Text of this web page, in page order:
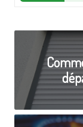
l
o
g
i
e
v